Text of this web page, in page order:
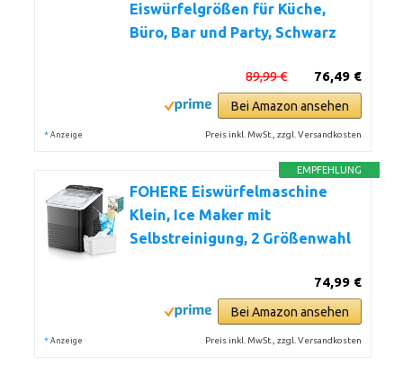
Eiswürfelgrößen für Küche,
Büro, Bar und Party, Schwarz
76,49 €
89,99 €
Bei Amazon ansehen
* Anzeige Preis inkl. MwSt., zzgl. Versandkosten
EMPFEHLUNG
FOHERE Eiswürfelmaschine
Klein, Ice Maker mit
Selbstreinigung, 2 Größenwahl
74,99 €
Bei Amazon ansehen
* Anzeige Preis inkl. MwSt., zzgl. Versandkosten